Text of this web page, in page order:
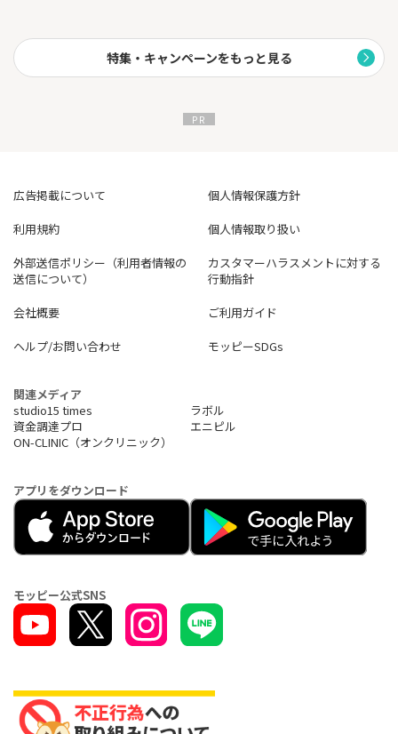
特集・キャンペーンをもっと見る
広告掲載について
個人情報保護方針
利用規約
個人情報取り扱い
外部送信ポリシー（利用者情報の
送信について）
カスタマーハラスメントに対する
行動指針
会社概要
ご利用ガイド
ヘルプ/お問い合わせ
モッピーSDGs
関連メディア
studio15 times
ラボル
資金調達プロ
エニピル
ON-CLINIC（オンクリニック）
アプリをダウンロード
モッピー公式SNS